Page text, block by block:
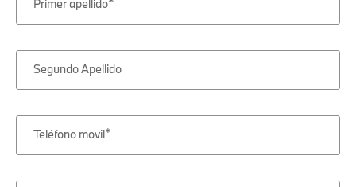
Primer apellido
Segundo Apellido
Teléfono movil